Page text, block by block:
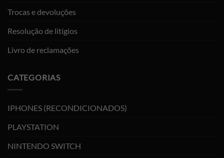
Trocas e devoluções
Resolução de litígios
Livro de reclamações
CATEGORIAS
IPHONES (RECONDICIONADOS)
PLAYSTATION
NINTENDO SWITCH